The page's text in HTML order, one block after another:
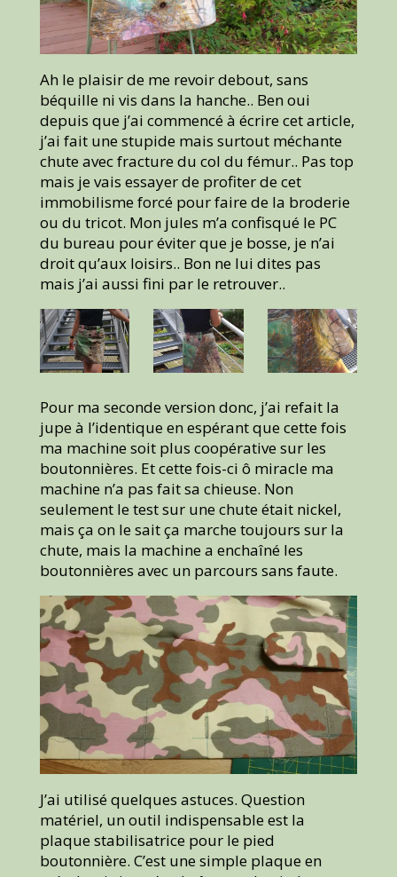
Ah le plaisir de me revoir debout, sans
béquille ni vis dans la hanche.. Ben oui
depuis que j’ai commencé à écrire cet article,
j’ai fait une stupide mais surtout méchante
chute avec fracture du col du fémur.. Pas top
mais je vais essayer de profiter de cet
immobilisme forcé pour faire de la broderie
ou du tricot. Mon jules m’a confisqué le PC
du bureau pour éviter que je bosse, je n’ai
droit qu’aux loisirs.. Bon ne lui dites pas
mais j’ai aussi fini par le retrouver..
Pour ma seconde version donc, j’ai refait la
jupe à l’identique en espérant que cette fois
ma machine soit plus coopérative sur les
boutonnières. Et cette fois-ci ô miracle ma
machine n’a pas fait sa chieuse. Non
seulement le test sur une chute était nickel,
mais ça on le sait ça marche toujours sur la
chute, mais la machine a enchaîné les
boutonnières avec un parcours sans faute.
J’ai utilisé quelques astuces. Question
matériel, un outil indispensable est la
plaque stabilisatrice pour le pied
boutonnière. C’est une simple plaque en